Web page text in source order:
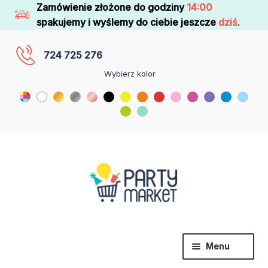
Zamówienie złożone do godziny 14:00
spakujemy i wyślemy do ciebie jeszcze dziś.
724 725 276
Wybierz kolor
Menu